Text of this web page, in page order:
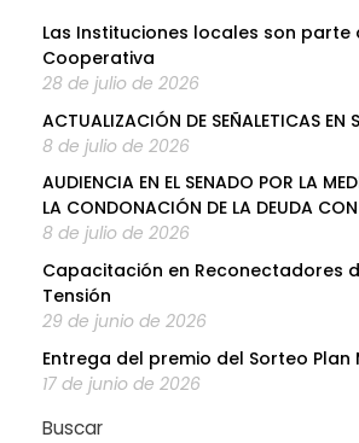
Las Instituciones locales son parte
Cooperativa
28 de julio de 2026
ACTUALIZACIÓN DE SEÑALETICAS EN
8 de julio de 2026
AUDIENCIA EN EL SENADO POR LA
LA CONDONACIÓN DE LA DEUDA
8 de julio de 2026
Capacitación en Reconectadores
Tensión
29 de junio de 2026
Entrega del premio del Sorteo Plan
17 de junio de 2026
Buscar